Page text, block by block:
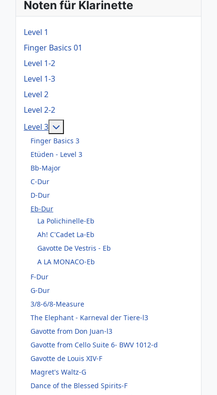
Noten für Klarinette
Level 1
Finger Basics 01
Level 1-2
Level 1-3
Level 2
Level 2-2
Level 3
Finger Basics 3
Etüden - Level 3
Bb-Major
C-Dur
D-Dur
Eb-Dur
La Polichinelle-Eb
Ah! C'Cadet La-Eb
Gavotte De Vestris - Eb
A LA MONACO-Eb
F-Dur
G-Dur
3/8-6/8-Measure
The Elephant - Karneval der Tiere-l3
Gavotte from Don Juan-l3
Gavotte from Cello Suite 6- BWV 1012-d
Gavotte de Louis XIV-F
Magret's Waltz-G
Dance of the Blessed Spirits-F